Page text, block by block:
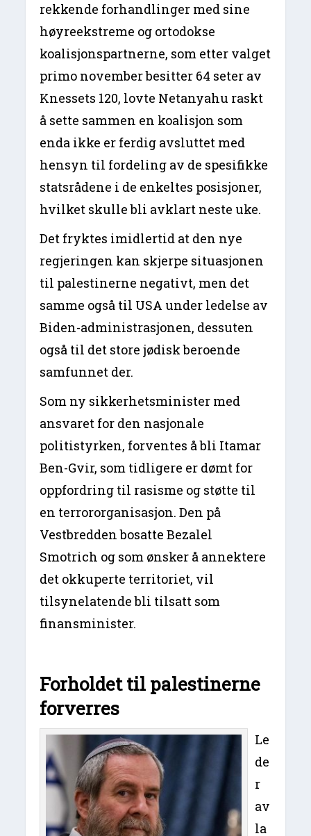
rekkende forhandlinger med sine
høyreekstreme og ortodokse
koalisjonspartnerne, som etter valget
primo november besitter 64 seter av
Knessets 120, lovte Netanyahu raskt
å sette sammen en koalisjon som
enda ikke er ferdig avsluttet med
hensyn til fordeling av de spesifikke
statsrådene i de enkeltes posisjoner,
hvilket skulle bli avklart neste uke.
Det fryktes imidlertid at den nye
regjeringen kan skjerpe situasjonen
til palestinerne negativt, men det
samme også til USA under ledelse av
Biden-administrasjonen, dessuten
også til det store jødisk beroende
samfunnet der.
Som ny sikkerhetsminister med
ansvaret for den nasjonale
politistyrken, forventes å bli Itamar
Ben-Gvir, som tidligere er dømt for
oppfordring til rasisme og støtte til
en terrororganisasjon. Den på
Vestbredden bosatte Bezalel
Smotrich og som ønsker å annektere
det okkuperte territoriet, vil
tilsynelatende bli tilsatt som
finansminister.
Forholdet til palestinerne
forverres
Le
de
r
av
la